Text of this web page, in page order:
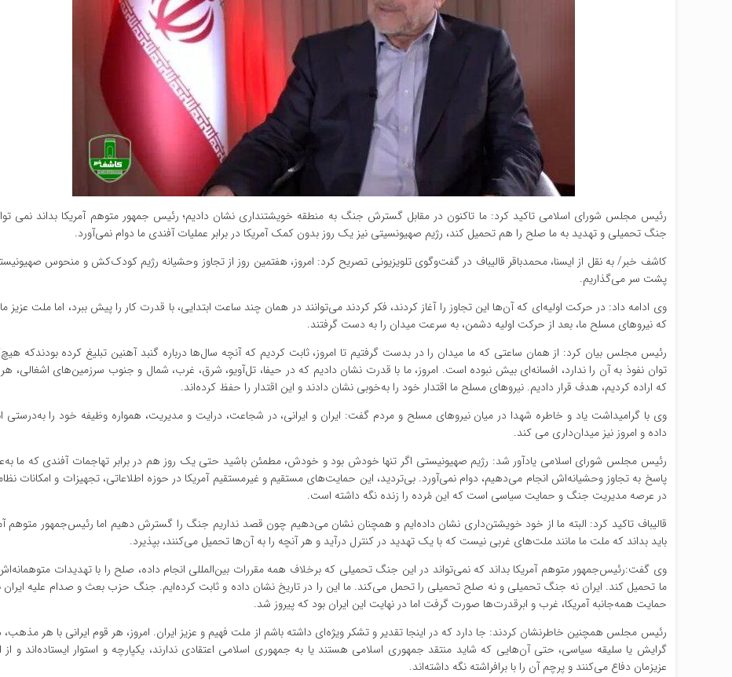
رئیس مجلس شورای اسلامی تاکید کرد: ما تاکنون در مقابل گسترش جنگ به منطقه خویشتنداری نشان دادیم؛ رئیس جمهور متوهم آمریکا بداند نمی
جنگ تحمیلی و تهدید به ما صلح را هم تحمیل کند، رژیم صهیونسیتی نیز یک روز بدون کمک آمریکا در برابر عملیات آفندی ما دوام نمی‌آورد.
کاشف خبر/ به نقل از ایسنا، محمدباقر قالیباف در گفت‌وگوی تلویزیونی تصریح کرد: امروز، هفتمین روز از تجاوز وحشیانه رژیم کودک‌کش و منحوس
پشت سر می‌گذاریم.
وی ادامه داد: در حرکت اولیه‌ای که آن‌ها این تجاوز را آغاز کردند، فکر کردند می‌توانند در همان چند ساعت ابتدایی، با قدرت کار را پیش ببرد، اما ملت عزیز
که نیروهای مسلح ما، بعد از حرکت اولیه دشمن، به سرعت میدان را به دست گرفتند.
رئیس مجلس بیان کرد: از همان ساعتی که ما میدان را در بدست گرفتیم تا امروز، ثابت کردیم که آنچه سال‌ها درباره گنبد آهنین تبلیغ کرده بودندکه
توان نفوذ به آن را ندارد، افسانه‌ای بیش نبوده است. امروز، ما با قدرت نشان دادیم که در حیفا، تل‌آویو، شرق، غرب، شمال و جنوب سرزمین‌های اشغالی،
که اراده کردیم، هدف قرار دادیم. نیروهای مسلح ما اقتدار خود را به‌خوبی نشان دادند و این اقتدار را حفظ کرده‌اند.
وی با گرامیداشت یاد و خاطره شهدا در میان نیروهای مسلح و مردم گفت: ایران و ایرانی، در شجاعت، درایت و مدیریت، همواره وظیفه خود را به‌درستی
داده و امروز نیز میدان‌داری می کند.
رئیس مجلس شورای اسلامی یادآور شد: رژیم صهیونیستی اگر تنها خودش بود و خودش، مطمئن باشید حتی یک روز هم در برابر تهاجمات آفندی که ما
پاسخ به تجاوز وحشیانه‌اش انجام می‌دهیم، دوام نمی‌آورد. بی‌تردید، این حمایت‌های مستقیم و غیرمستقیم آمریکا در حوزه اطلاعاتی، تجهیزات و امکانات
در عرصه مدیریت جنگ و حمایت سیاسی است که این مُرده را زنده نگه داشته است.
قالیباف تاکید کرد: البته ما از خود خویشتن‌داری نشان داده‌ایم و همچنان نشان می‌دهیم چون قصد نداریم جنگ را گسترش دهیم اما رئیس‌جمهور متوهم
باید بداند که ملت ما مانند ملت‌های غربی نیست که با یک تهدید در کنترل درآید و هر آنچه را به آن‌ها تحمیل می‌کنند، بپذیرد.
وی گفت:رئیس‌جمهور متوهم آمریکا بداند که نمی‌تواند در این جنگ تحمیلی که برخلاف همه مقررات بین‌المللی انجام داده، صلح را با تهدیدات
ما تحمیل کند. ایران نه جنگ تحمیلی و نه صلح تحمیلی را تحمل می‌کند. ما این را در تاریخ نشان داده و ثابت کرده‌ایم. جنگ حزب بعث و صدام علیه ایران
حمایت همه‌جانبه آمریکا، غرب و ابرقدرت‌ها صورت گرفت اما در نهایت این ایران بود که پیروز شد.
رئیس مجلس همچنین خاطرنشان کردند: جا دارد که در اینجا تقدیر و تشکر ویژه‌ای داشته باشم از ملت فهیم و عزیز ایران. امروز، هر قوم ایرانی با هر مذهب،
گرایش یا سلیقه سیاسی، حتی آن‌هایی که شاید منتقد جمهوری اسلامی هستند یا به جمهوری اسلامی اعتقادی ندارند، یکپارچه و استوار ایستاده‌اند و از
عزیزمان دفاع می‌کنند و پرچم آن را با برافراشته نگه داشته‌اند.